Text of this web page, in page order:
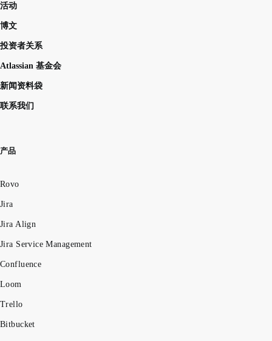
活动
博文
投资者关系
Atlassian 基金会
新闻资料袋
联系我们
产品
Rovo
Jira
Jira Align
Jira Service Management
Confluence
Loom
Trello
Bitbucket